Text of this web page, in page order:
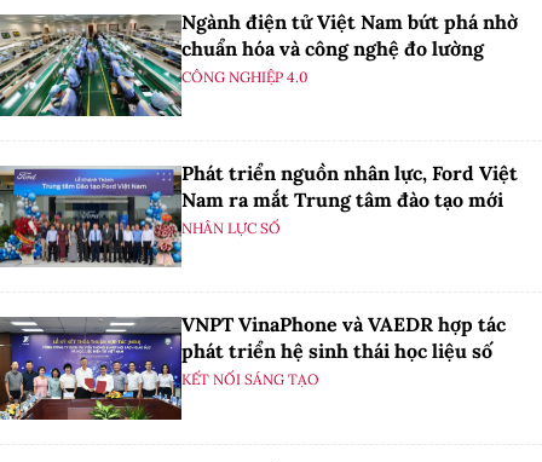
Ngành điện tử Việt Nam bứt phá nhờ
chuẩn hóa và công nghệ đo lường
CÔNG NGHIỆP 4.0
Phát triển nguồn nhân lực, Ford Việt
Nam ra mắt Trung tâm đào tạo mới
NHÂN LỰC SỐ
VNPT VinaPhone và VAEDR hợp tác
phát triển hệ sinh thái học liệu số
KẾT NỐI SÁNG TẠO